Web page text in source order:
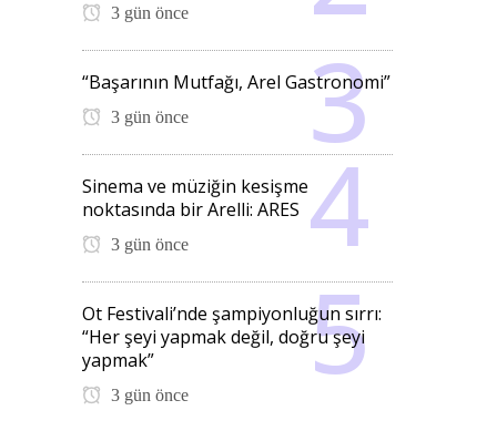
3 gün önce
“Başarının Mutfağı, Arel Gastronomi”
3 gün önce
Sinema ve müziğin kesişme
noktasında bir Arelli: ARES
3 gün önce
Ot Festivali’nde şampiyonluğun sırrı:
“Her şeyi yapmak değil, doğru şeyi
yapmak”
3 gün önce